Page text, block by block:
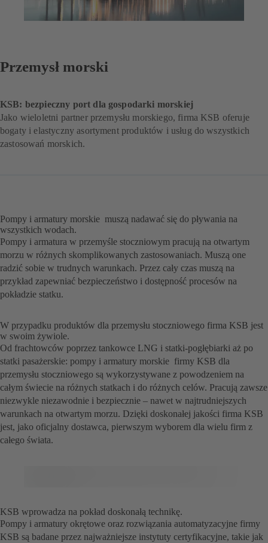
Przemysł morski
KSB: bezpieczny port dla gospodarki morskiej
Jako wieloletni partner przemysłu morskiego, firma KSB oferuje
bogaty i elastyczny asortyment produktów i usług do wszystkich
zastosowań morskich.
Pompy i armatury morskie muszą nadawać się do pływania na
wszystkich wodach.
Pompy i armatura w przemyśle stoczniowym pracują na otwartym
morzu w różnych skomplikowanych zastosowaniach. Muszą one
radzić sobie w trudnych warunkach. Przez cały czas muszą na
przykład zapewniać bezpieczeństwo i dostępność procesów na
pokładzie statku.
W przypadku produktów dla przemysłu stoczniowego firma KSB jest
w swoim żywiole.
Od frachtowców poprzez tankowce LNG i statki-pogłębiarki aż po
statki pasażerskie: pompy i armatury morskie firmy KSB dla
przemysłu stoczniowego są wykorzystywane z powodzeniem na
całym świecie na różnych statkach i do różnych celów. Pracują zawsze
niezwykle niezawodnie i bezpiecznie – nawet w najtrudniejszych
warunkach na otwartym morzu. Dzięki doskonałej jakości firma KSB
jest, jako oficjalny dostawca, pierwszym wyborem dla wielu firm z
całego świata.
KSB wprowadza na pokład doskonałą technikę.
Pompy i armatury okrętowe oraz rozwiązania automatyzacyjne firmy
KSB są badane przez najważniejsze instytuty certyfikacyjne, takie jak